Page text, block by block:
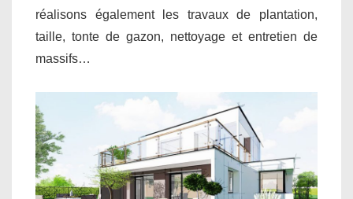
réalisons également les travaux de plantation,
taille, tonte de gazon, nettoyage et entretien de
massifs…